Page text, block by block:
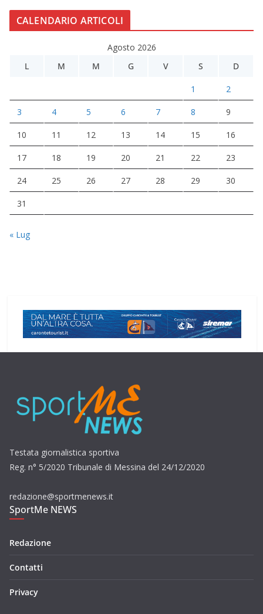
CALENDARIO ARTICOLI
Agosto 2026
L
M M G V S D
1 2
3 4 5 6 7 8 9
10 11 12 13 14 15 16
17 18 19 20 21 22 23
24 25 26 27 28 29 30
31
« Lug
Testata giornalistica sportiva
Reg. n° 5/2020 Tribunale di Messina del 24/12/2020
redazione@sportmenews.it
SportMe NEWS
Redazione
Contatti
Privacy